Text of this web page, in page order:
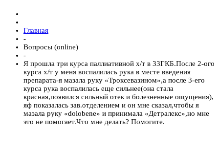
Главная
-
Вопросы (online)
-
Я прошла три курса паллиативной х/т в 33ГКБ.После 2-ого
курса х/т у меня воспалилась рука в месте введения
препарата-я мазала руку «Троксевазином»,а после 3-его
курса рука воспалилась еще сильнее(она стала
красная,появился сильный отек и болезненные ощущения),
яф показалась зав.отделением и он мне сказал,чтобы я
мазала руку «dolobene» и принимала «Детралекс»,но мне
это не помогает.Что мне делать? Помогите.